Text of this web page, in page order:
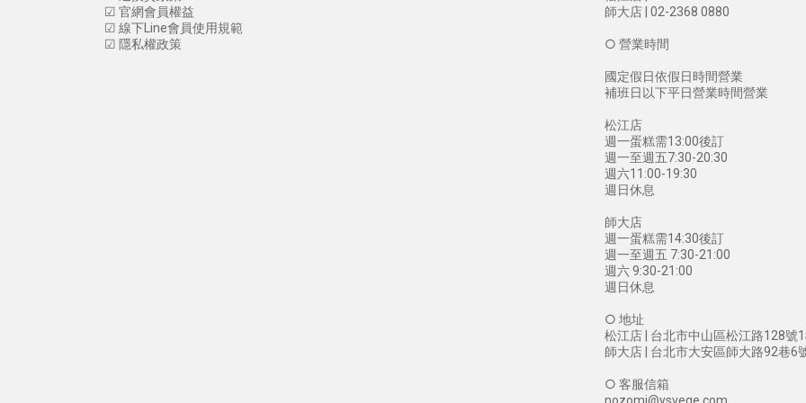
☑ 官網會員權益
☑ 線下Line會員使用規範
☑ 隱私權政策
師大店 | 02-2368 0880
○ 營業時間
國定假日依假日時間營業
補班日以下平日營業時間營業
松江店
週一蛋糕需13:00後訂
週一至週五7:30-20:30
週六11:00-19:30
週日休息
師大店
週一蛋糕需14:30後訂
週一至週五 7:30-21:00
週六 9:30-21:00
週日休息
○ 地址
松江店 | 台北市中山區松江路128號
師大店 | 台北市大安區師大路92巷6
○ 客服信箱
nozomi@ysvege.com